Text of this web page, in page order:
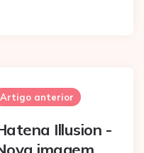
Artigo anterior
Illusion -